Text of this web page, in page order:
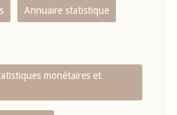
Annuaire statistique
monétaires et